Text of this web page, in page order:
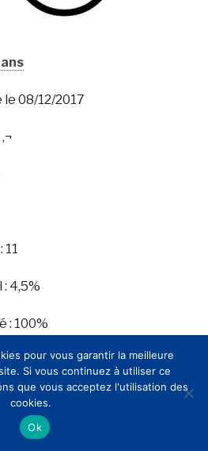
08/12/2017
4,5%
: 100%
61,36 ‚¬
(100% atteint mais
pour vous garantir la meilleure
Si vous continuez à utiliser ce
que vous acceptez l'utilisation des
cookies.
Ok